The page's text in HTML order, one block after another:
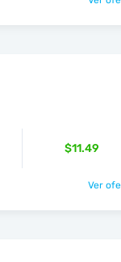
$11.49
Ver